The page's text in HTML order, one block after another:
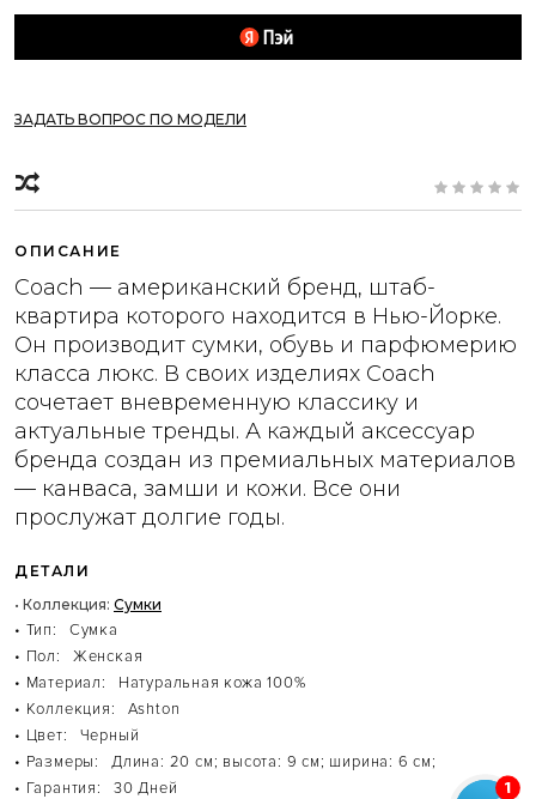
ЗАДАТЬ ВОПРОС ПО МОДЕЛИ
ОПИСАНИЕ
Coach — американский бренд, штаб-
квартира которого находится в Нью-Йорке.
Он производит сумки, обувь и парфюмерию
класса люкс. В своих изделиях Coach
сочетает вневременную классику и
актуальные тренды. А каждый аксессуар
бренда создан из премиальных материалов
— канваса, замши и кожи. Все они
прослужат долгие годы.
ДЕТАЛИ
• Коллекция: Сумки
• Тип:
Сумка
• Пол:
Женская
• Материал:
Натуральная кожа 100%
• Коллекция:
Ashton
• Цвет:
Черный
• Размеры:
Длина: 20 см; высота: 9 см; ширина: 6 см;
• Гарантия:
30 Дней